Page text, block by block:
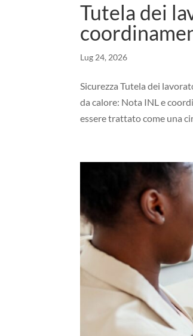
Tutela dei
Lug 24, 2026
Sicurezza Tutela dei
da calore: Nota INL e
essere trattato come una